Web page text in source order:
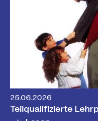
25.06.2026
Teilqualifizierte